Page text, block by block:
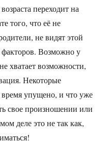
переходит на
того, что её не
не видят этой
Возможно у
хватает возможности,
Некоторые
упущено, и что уже
свое произношении или
деле это не так как,